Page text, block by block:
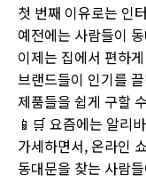
첫 번째 이유로는 인
예전에는 사람들이
이제는 집에서 편하
브랜드들이 인기를
제품들을 쉽게 구할
📱🛒 요즘에는 알리
가세하면서, 온라인
동대문을 찾는 사람